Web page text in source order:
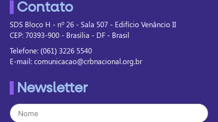
Contato
SDS Bloco H - nº 26 - Sala 507 - Edifício Venâncio II
CEP: 70393-900 - Brasília - DF - Brasil
Telefone: (061) 3226 5540
E-mail: comunicacao@crbnacional.org.br
Newsletter